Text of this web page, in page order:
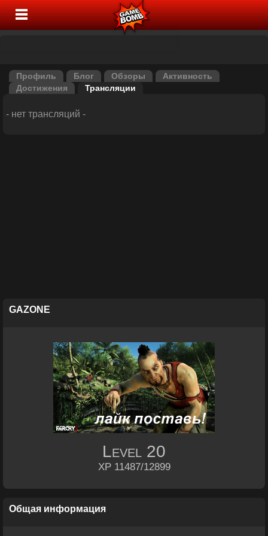
Профиль Блог Обзоры
Активность
Достижения
Трансляции
- нет трансляций -
GAZONE
Level 20
XP 11487/12899
Общая информация